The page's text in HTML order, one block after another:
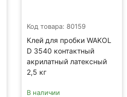
Код товара: 80159
Клей для пробки WAKOL
D 3540 контактный
акрилатный латексный
2,5 кг
В наличии